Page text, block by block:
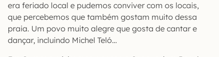
era feriado local e pudemos conviver com os locais,
que percebemos que também gostam muito dessa
praia. Um povo muito alegre que gosta de cantar e
dançar, incluindo Michel Teló…